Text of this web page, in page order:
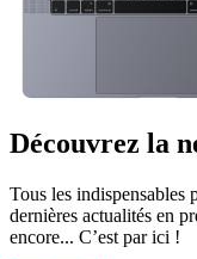
Découvrez la
Tous les indispensables
dernières actualités en
encore... C’est par ici !